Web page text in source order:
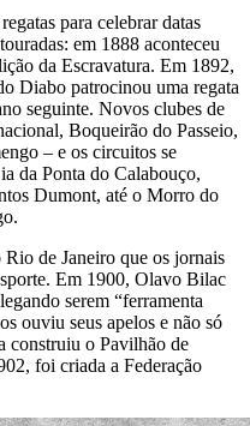
para celebrar datas
em 1888 aconteceu
da Escravatura. Em 1892,
Diabo patrocinou uma regata
seguinte. Novos clubes de
Boqueirão do Passeio,
– e os circuitos se
da Ponta do Calabouço,
Dumont, até o Morro do
de Janeiro que os jornais
Em 1900, Olavo Bilac
serem “ferramenta
ouviu seus apelos e não só
construiu o Pavilhão de
foi criada a Federação